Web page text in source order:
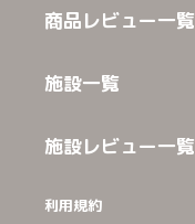
商品レビュー一覧
施設一覧
施設レビュー一覧
利用規約